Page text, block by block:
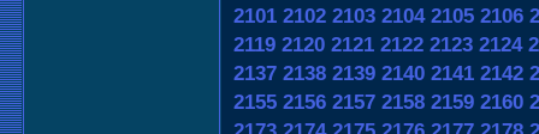
2101 2102 2103 2104 2105 2106
2119 2120 2121 2122 2123 2124
2137 2138 2139 2140 2141 2142
2155 2156 2157 2158 2159 2160